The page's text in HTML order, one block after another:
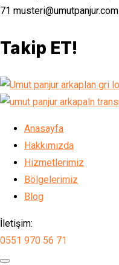
71 musteri@umutpanjur.com
Takip ET!
Anasayfa
Hakkımızda
Hizmetlerimiz
Bölgelerimiz
Blog
İletişim:
0551 970 56 71